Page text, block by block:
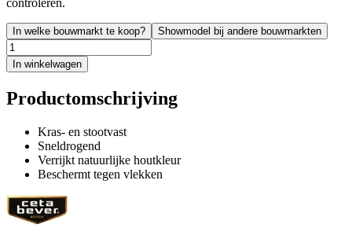
controleren.
In welke bouwmarkt te koop? Showmodel bij andere bouwmarkten
In winkelwagen
Productomschrijving
Kras- en stootvast
Sneldrogend
Verrijkt natuurlijke houtkleur
Beschermt tegen vlekken